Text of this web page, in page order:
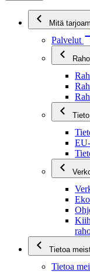
Mitä
Palvelut
Tietoa
Tietoa